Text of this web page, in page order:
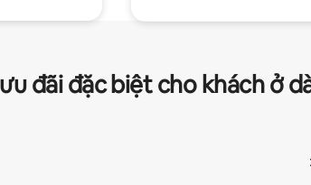
đãi đặc biệt cho khách ở